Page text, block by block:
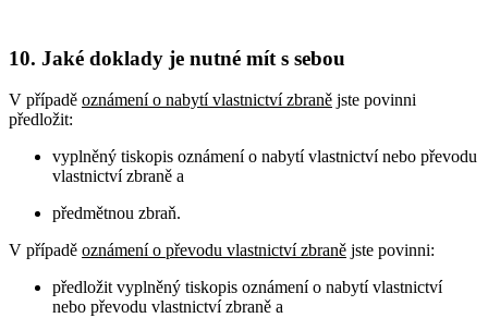
10. Jaké doklady je nutné mít s sebou
V případě oznámení o nabytí vlastnictví zbraně jste povinni
předložit:
vyplněný tiskopis oznámení o nabytí vlastnictví nebo převodu
vlastnictví zbraně a
předmětnou zbraň.
V případě oznámení o převodu vlastnictví zbraně jste povinni:
předložit vyplněný tiskopis oznámení o nabytí vlastnictví
nebo převodu vlastnictví zbraně a